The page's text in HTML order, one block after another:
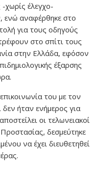
χωρίς έλεγχο-
ενώ αναφέρθηκε στο
για τους οδηγούς
στο σπίτι τους
στην Ελλάδα, εφόσον
έξαρσης
του με τον
ήταν ενήμερος για
οι τελωνειακοί
δεσμεύτηκε
να έχει διευθετηθεί